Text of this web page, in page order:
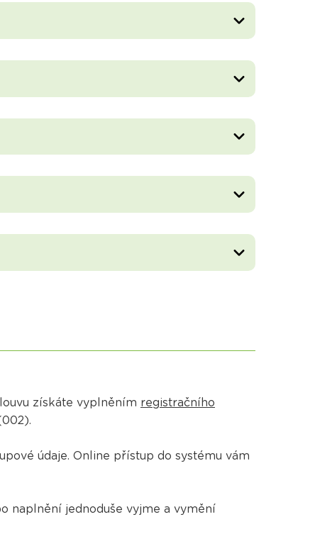
získáte vyplněním registračního
údaje. Online přístup do systému vám
naplnění jednoduše vyjme a vymění